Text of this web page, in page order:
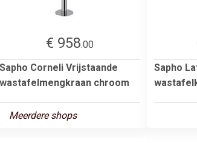
€ 958.00
Sapho Corneli Vrijstaande
wastafelmengkraan chroom
Meerdere shops
Sapho